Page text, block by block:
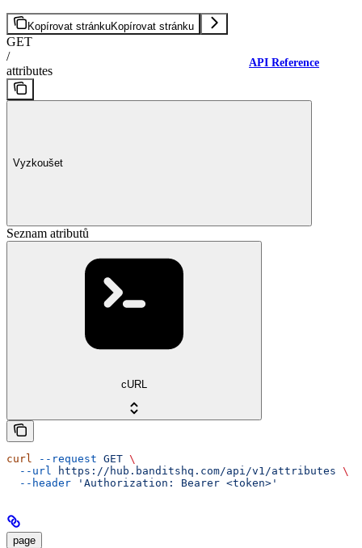
API Reference
Kopírovat stránkuKopírovat stránku
GET
/
attributes
Vyzkoušet
Seznam atributů
cURL
curl --request GET \
  --url
https://hub.banditshq.com/api/v1/attributes \
  --header
'Authorization: Bearer <token>'
page